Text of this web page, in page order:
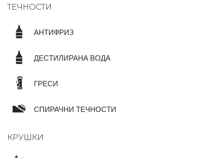
ТЕЧНОСТИ
АНТИФРИЗ
ДЕСТИЛИРАНА ВОДА
ГРЕСИ
СПИРАЧНИ ТЕЧНОСТИ
КРУШКИ